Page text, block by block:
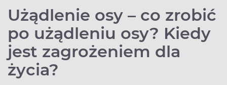
Użądlenie osy – co zrobić
po użądleniu osy? Kiedy
jest zagrożeniem dla
życia?